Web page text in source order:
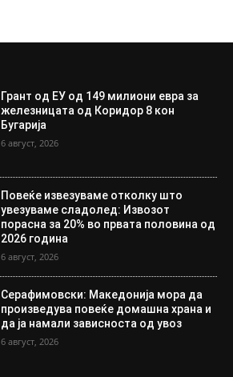
Грант од ЕУ од 149 милиони евра за
железницата од Коридор 8 кон
Бугарија
6 август, 2026
Повеќе извезуваме отколку што
увезуваме сладолед: Извозот
порасна за 20% во првата половина од
2026 година
6 август, 2026
Серафимовски: Македонија мора да
произведува повеќе домашна храна и
да ја намали зависноста од увоз
6 август, 2026